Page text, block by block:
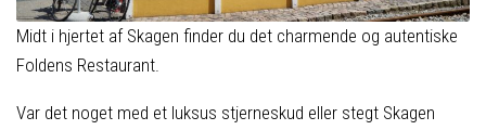
Midt i hjertet af Skagen finder du det charmende og autentiske
Foldens Restaurant.
Var det noget med et luksus stjerneskud eller stegt Skagen